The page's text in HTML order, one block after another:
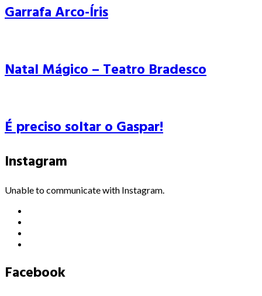
Garrafa Arco-Íris
Natal Mágico – Teatro Bradesco
É preciso soltar o Gaspar!
Instagram
Unable to communicate with Instagram.
Facebook